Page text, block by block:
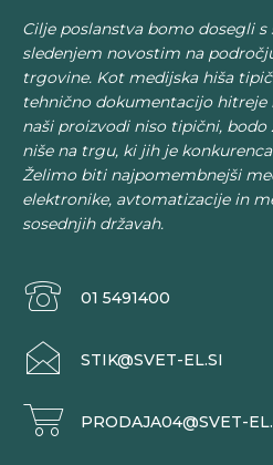
Cilje poslanstva bomo dosegli
sledenjem novostim na
trgovine. Kot medijska hiša
tehnično dokumentacijo hitreje
naši proizvodi niso tipični, bodo
niše na trgu, ki jih je
Želimo biti najpomembnejši
elektronike, avtomatizacije in
sosednjih državah.
01 5491400
STIK@SVET-EL.SI
PRODAJA04@SVET-